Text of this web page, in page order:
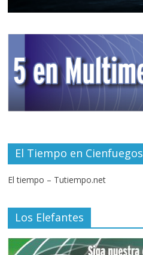
El Tiempo en Cienfuegos
El tiempo – Tutiempo.net
Los Elefantes